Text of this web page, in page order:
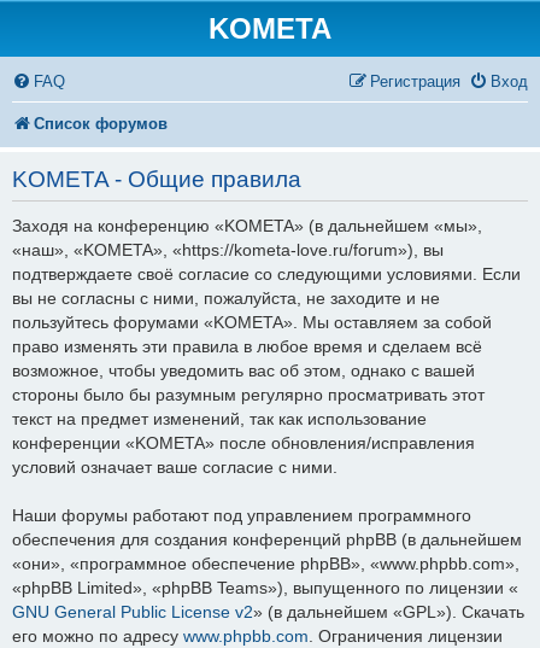
KOMETA
FAQ Вход
Регистрация
Список форумов
KOMETA - Общие правила
Заходя на конференцию «KOMETA» (в дальнейшем «мы»,
«наш», «KOMETA», «https://kometa-love.ru/forum»), вы
подтверждаете своё согласие со следующими условиями. Если
вы не согласны с ними, пожалуйста, не заходите и не
пользуйтесь форумами «KOMETA». Мы оставляем за собой
право изменять эти правила в любое время и сделаем всё
возможное, чтобы уведомить вас об этом, однако с вашей
стороны было бы разумным регулярно просматривать этот
текст на предмет изменений, так как использование
конференции «KOMETA» после обновления/исправления
условий означает ваше согласие с ними.
Наши форумы работают под управлением программного
обеспечения для создания конференций phpBB (в дальнейшем
«они», «программное обеспечение phpBB», «www.phpbb.com»,
«phpBB Limited», «phpBB Teams»), выпущенного по лицензии «
GNU General Public License v2» (в дальнейшем «GPL»). Скачать
его можно по адресу www.phpbb.com . Ограничения лицензии